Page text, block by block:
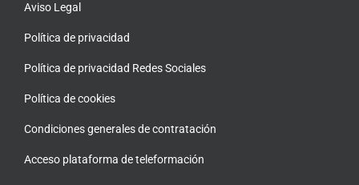
Aviso Legal
Política de privacidad
Política de privacidad Redes Sociales
Política de cookies
Condiciones generales de contratación
Acceso plataforma de teleformación